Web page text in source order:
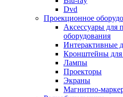
Телевизоры и
Телевизоры
Аксессуары для
Комплекты
Приставки
Прочие
Пульты ду
Тв антенны
Цифровые
Dvd
Проекционное
Аксессуары для
оборудования
Интерактивные
Кронштейны для
Лампы
Проекторы
Экраны
Магнитно-